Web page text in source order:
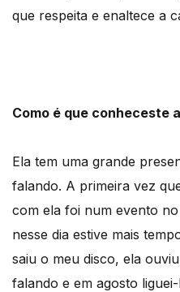
que respeita e enaltece a
Como é que conheceste
Ela tem uma grande
falando. A primeira vez
com ela foi num evento
nesse dia estive mais
saiu o meu disco, ela
falando e em agosto